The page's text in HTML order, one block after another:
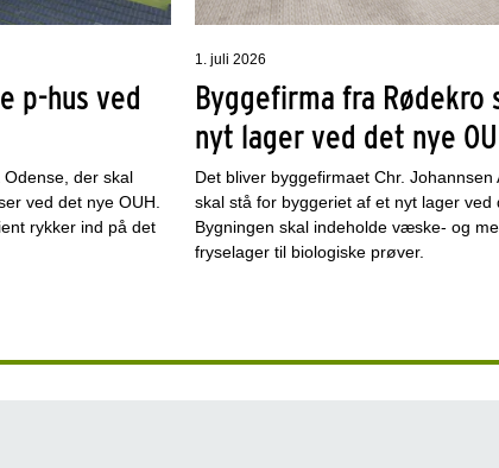
p-hus ved
der skal
ved det nye OUH.
rykker ind på det
1. juli 2026
Byggefirma fra Rødekro
nyt lager ved det nye
Det bliver byggefirmaet Chr.
skal stå for byggeriet af et nyt lager ved
Bygningen skal indeholde væske- og
fryselager til biologiske prøver.